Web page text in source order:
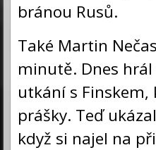
bránou Rusů.
Také Martin
minutě. Dnes
utkání s
prášky. Teď
když si najel na